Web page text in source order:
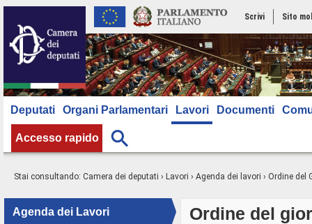
Scrivi Sito
Deputati Organi Parlamentari Lavori Documenti
Accesso rapido
Stai consultando: Camera dei deputati › Lavori › Agenda dei lavori › Ordine del
Agenda dei Lavori
Ordine del